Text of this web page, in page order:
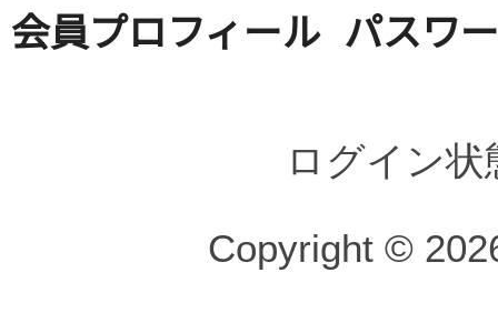
会員プロフィール パスワ
ログイン
Copyright ©